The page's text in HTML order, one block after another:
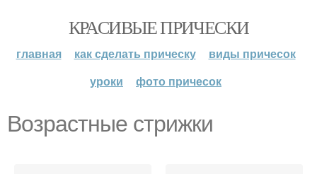
КРАСИВЫЕ ПРИЧЕСКИ
главная как сделать прическу
виды причесок
уроки
фото причесок
Возрастные стрижки